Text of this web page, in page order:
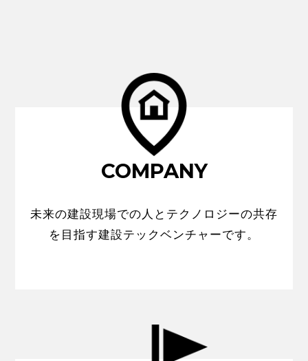
COMPANY
未来の建設現場での人とテクノロジーの共存
を目指す建設テックベンチャーです。